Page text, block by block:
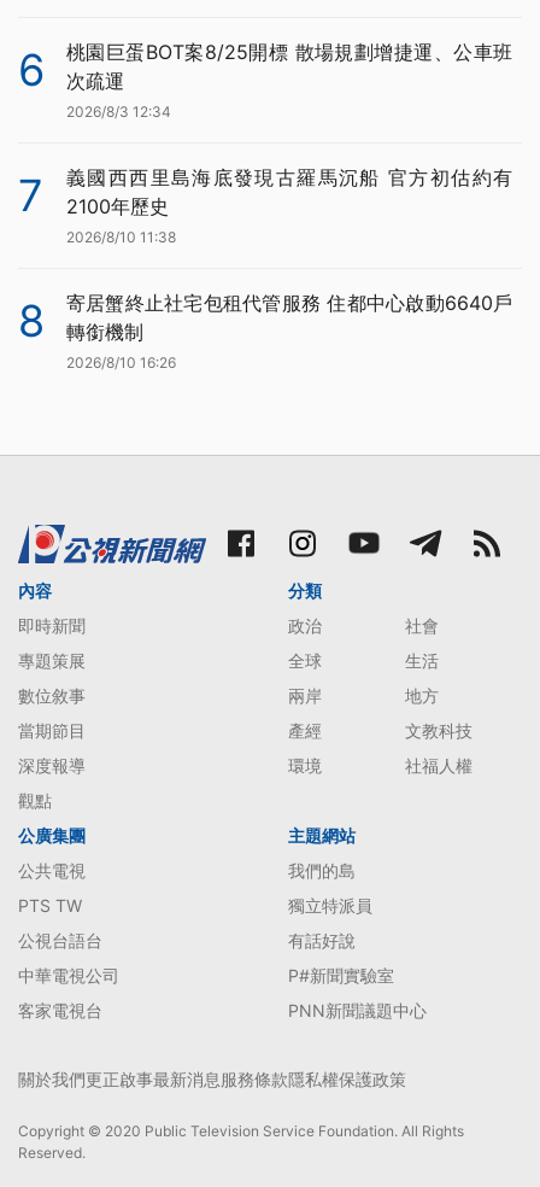
6
桃園巨蛋BOT案8/25開標 散場規劃增捷運、公車班
次疏運
2026/8/3 12:34
7
義國西西里島海底發現古羅馬沉船 官方初估約有
2100年歷史
2026/8/10 11:38
8
寄居蟹終止社宅包租代管服務 住都中心啟動6640戶
轉銜機制
2026/8/10 16:26
內容
即時新聞
專題策展
數位敘事
當期節目
深度報導
觀點
分類
政治
社會
全球
生活
兩岸
地方
產經
文教科技
環境
社福人權
公廣集團
公共電視
PTS TW
公視台語台
中華電視公司
客家電視台
主題網站
我們的島
獨立特派員
有話好說
P#新聞實驗室
PNN新聞議題中心
關於我們更正啟事最新消息服務條款隱私權保護政策
Copyright © 2020 Public Television Service Foundation. All Rights
Reserved.